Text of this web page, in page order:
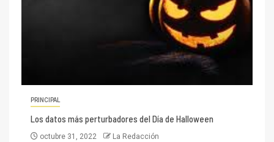
PRINCIPAL
Los datos más perturbadores del Día de Halloween
octubre 31, 2022 La Redacción